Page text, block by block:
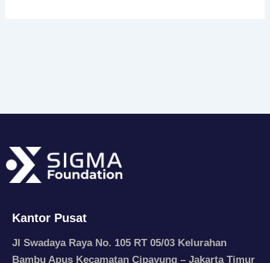
Kantor Pusat
Jl Swadaya Raya No. 105 RT 05/03 Kelurahan
Bambu Apus Kecamatan Cipayung – Jakarta Timur